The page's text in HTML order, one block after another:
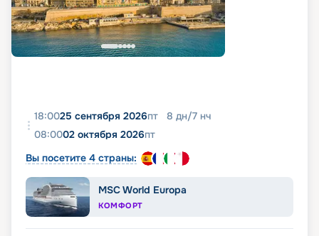
18:0025 сентября 2026пт 8 дн/7 нч
08:0002 октября 2026пт
Вы посетите 4 страны:
MSC World Europa
КОМФОРТ